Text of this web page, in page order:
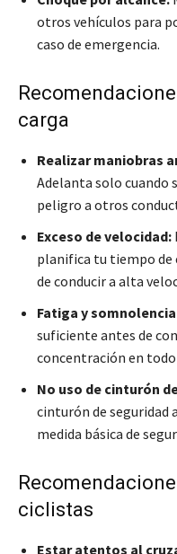
otros vehículos para
caso de emergencia.
carga
Realizar maniobras
Adelanta solo cuando
peligro a otros
Exceso de velocidad:
planifica tu tiempo de
de conducir a alta
Fatiga y
suficiente antes de
concentración en
No uso de cinturón
cinturón de seguridad
medida básica de
ciclistas
Estar atentos al